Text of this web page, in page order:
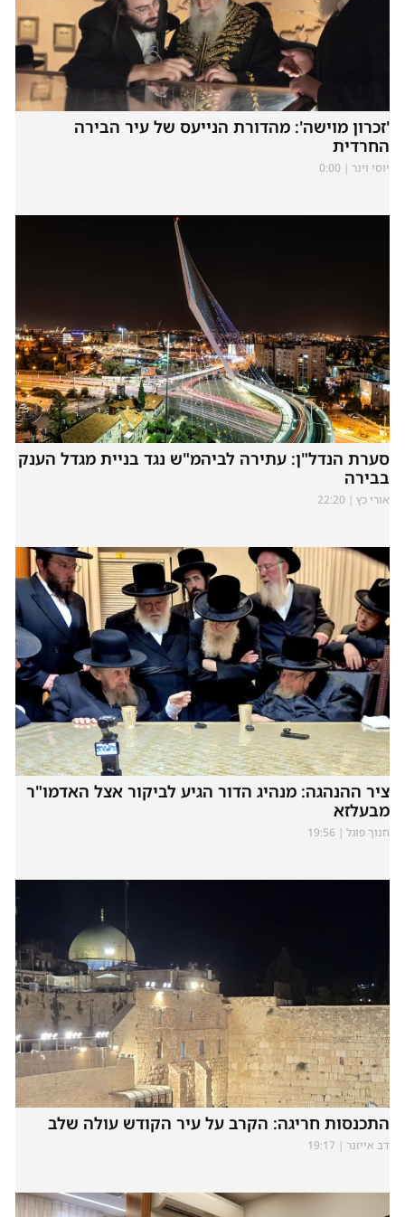
'זכרון מוישה': מהדורת הנייעס של עיר הבירה
החרדית
יוסי וינר
סערת הנדל"ן: עתירה לביהמ"ש נגד בניית מגדל הענק
בבירה
אורי כץ
ציר ההנהגה: מנהיג הדור הגיע לביקור אצל האדמו"ר
מבעלזא
חנוך פוגל
התכנסות חריגה: הקרב על עיר הקודש עולה שלב
דב אייזנר